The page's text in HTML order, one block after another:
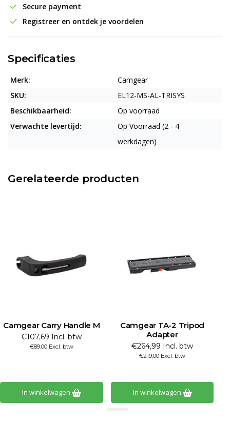
Secure payment
Registreer en ontdek je voordelen
Specificaties
Merk:
Camgear
SKU:
EL12-MS-AL-TRISYS
Beschikbaarheid:
Op voorraad
Verwachte levertijd:
Op Voorraad (2 - 4
werkdagen)
Gerelateerde producten
Camgear Carry Handle M
€107,69 Incl. btw
€89,00 Excl. btw
In winkelwagen
Camgear TA-2 Tripod
Adapter
€264,99 Incl. btw
€219,00 Excl. btw
In winkelwagen